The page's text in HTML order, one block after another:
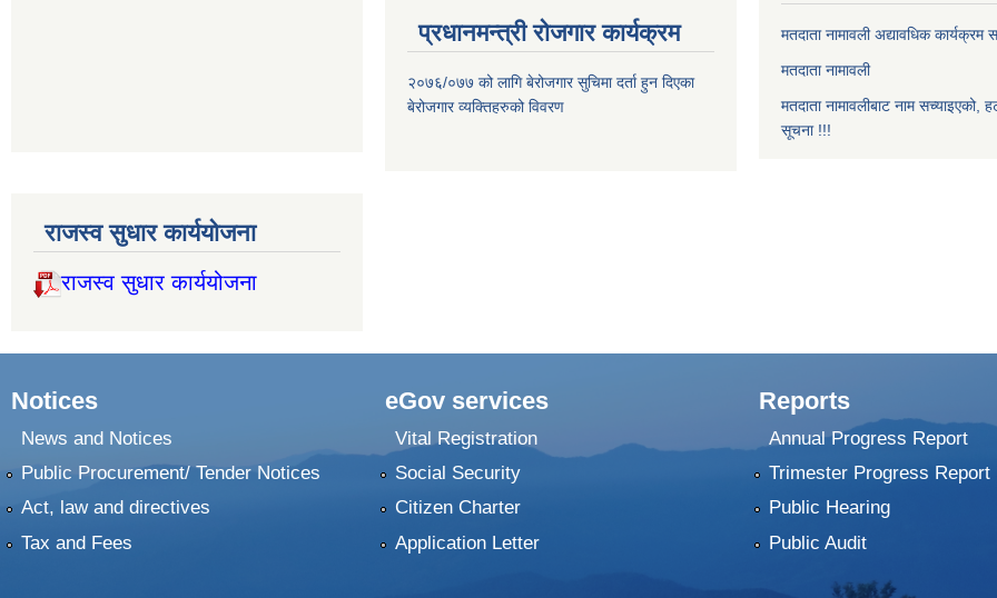
प्रधानमन्त्री रोजगार कार्यक्रम
२०७६/०७७ को लागि बेरोजगार सुचिमा दर्ता हुन दिएका
बेरोजगार व्यक्तिहरुको विवरण
मतदाता नामावली अद्यावधिक कार्यक्रम
मतदाता नामावली
मतदाता नामावलीबाट नाम सच्याइएको,
सूचना !!!
राजस्व सुधार कार्ययोजना
राजस्व सुधार कार्ययोजना
Notices
News and Notices
Public Procurement/ Tender Notices
Act, law and directives
Tax and Fees
eGov services
Vital Registration
Social Security
Citizen Charter
Application Letter
Reports
Annual Progress Report
Trimester Progress Report
Public Hearing
Public Audit